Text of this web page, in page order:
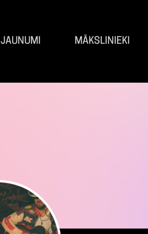
JAUNUMI MĀKSLINIEKI